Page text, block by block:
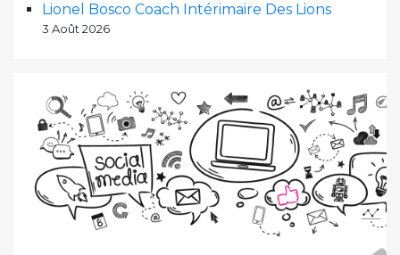
Lionel Bosco Coach Intérimaire Des Lions
3 Août 2026